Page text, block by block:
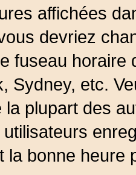
affichées
devriez
fuseau
Sydney, etc.
la plupart des
la bonne heure